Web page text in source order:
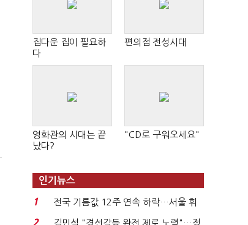
집다운 집이 필요하
다
편의점 전성시대
영화관의 시대는 끝
났다?
"CD로 구워오세요"
인기뉴스
1
전국 기름값 12주 연속 하락…서울 휘
발윳값 1909원...
2 김민석 "경선갈등 완전 제로 노력"…정